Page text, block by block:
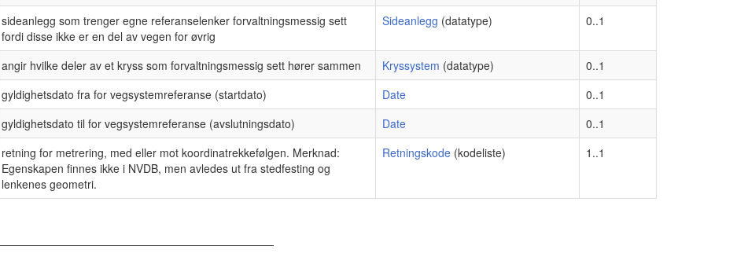
sideanlegg som trenger egne referanselenker forvaltningsmessig sett
fordi disse ikke er en del av vegen for øvrig
Sideanlegg (datatype) 0..1
angir hvilke deler av et kryss som forvaltningsmessig sett hører sammen Kryssystem (datatype)
0..1
gyldighetsdato fra for vegsystemreferanse (startdato) Date
0..1
gyldighetsdato til for vegsystemreferanse (avslutningsdato) Date
0..1
retning for metrering, med eller mot koordinatrekkefølgen. Merknad:
Egenskapen finnes ikke i NVDB, men avledes ut fra stedfesting og
lenkenes geometri.
Retningskode (kodeliste) 1..1